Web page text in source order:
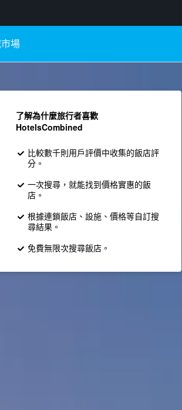
場
了解為什麼旅行者喜歡
HotelsCombined
比較數千則用戶評價中收集的飯店評
分。
一次搜尋，就能找到價格實惠的飯
店。
根據連鎖飯店、設施、價格等自訂搜
尋結果。
免費無限次搜尋飯店。